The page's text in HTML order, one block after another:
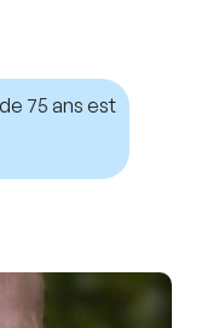
75 ans est